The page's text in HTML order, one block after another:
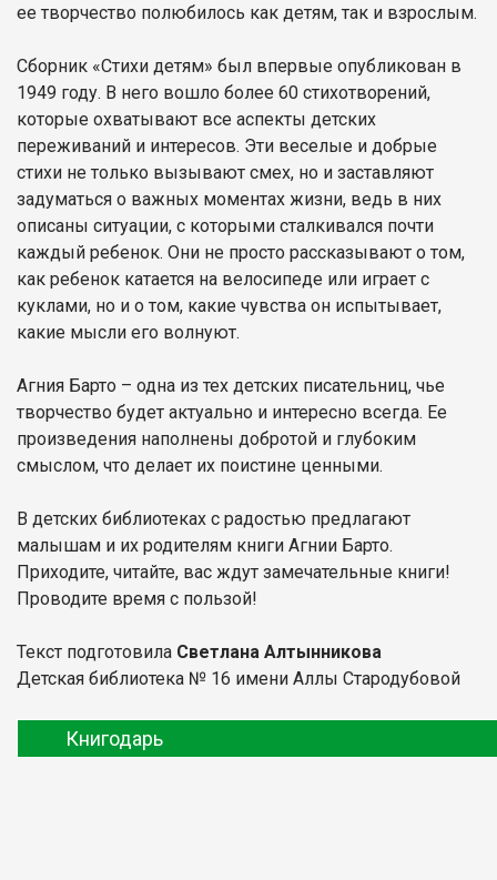
ее творчество полюбилось как детям, так и взрослым.
Сборник «Стихи детям» был впервые опубликован в
1949 году. В него вошло более 60 стихотворений,
которые охватывают все аспекты детских
переживаний и интересов. Эти веселые и добрые
стихи не только вызывают смех, но и заставляют
задуматься о важных моментах жизни, ведь в них
описаны ситуации, с которыми сталкивался почти
каждый ребенок. Они не просто рассказывают о том,
как ребенок катается на велосипеде или играет с
куклами, но и о том, какие чувства он испытывает,
какие мысли его волнуют.
Агния Барто – одна из тех детских писательниц, чье
творчество будет актуально и интересно всегда. Ее
произведения наполнены добротой и глубоким
смыслом, что делает их поистине ценными.
В детских библиотеках с радостью предлагают
малышам и их родителям книги Агнии Барто.
Приходите, читайте, вас ждут замечательные книги!
Проводите время с пользой!
Текст подготовила Светлана Алтынникова
Детская библиотека № 16 имени Аллы Стародубовой
Книгодарь